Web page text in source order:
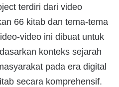
terdiri dari video
66 kitab dan tema-tema
video ini dibuat untuk
konteks sejarah
pada era digital
secara komprehensif.